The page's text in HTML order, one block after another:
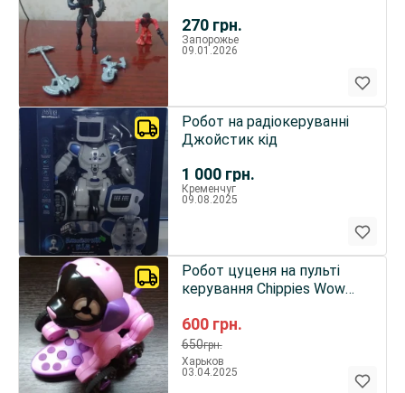
270 грн.
Запорожье
09.01.2026
1 000 грн.
Робот на радіокеруванні
Джойстик кід
Кременчуг
09.08.2025
600 грн.
650грн.
Робот цуценя на пульті
керування Chippies Wow
Харьков
03.04.2025